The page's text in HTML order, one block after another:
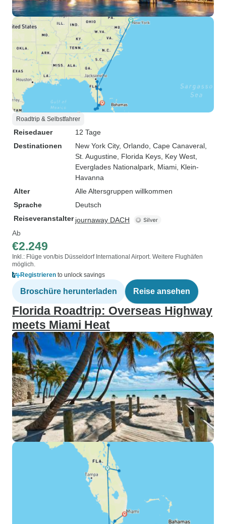
Roadtrip & Selbstfahrer
Reisedauer
12 Tage
Destinationen
New York City, Orlando , Cape Canaveral
St. Augustine , Florida Keys , Key West
Everglades Nationalpark , Miami , Klein-
Havanna
Alter
Alle Altersgruppen willkommen
Sprache
Deutsch
Reiseveranstalter journaway DACH
Ab
€2.249
Inkl.: Flüge von/bis Düsseldorf International Airport. Weitere Flughäfen
möglich.
Registrieren to unlock savings
Broschüre herunterladen Reise ansehen
Florida Roadtrip: Overseas Highway
meets Miami Heat